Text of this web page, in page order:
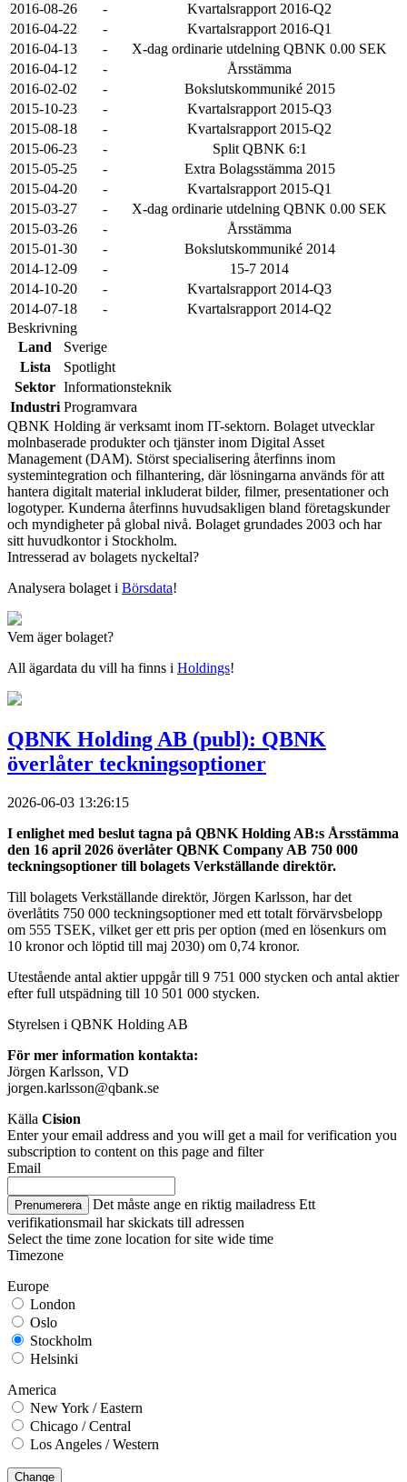
2016-08-26
-
Kvartalsrapport 2016-Q2
2016-04-22
-
Kvartalsrapport 2016-Q1
2016-04-13
-
X-dag ordinarie utdelning QBNK 0.00 SEK
2016-04-12
-
Årsstämma
2016-02-02
-
Bokslutskommuniké 2015
2015-10-23
-
Kvartalsrapport 2015-Q3
2015-08-18
-
Kvartalsrapport 2015-Q2
2015-06-23
-
Split QBNK 6:1
2015-05-25
-
Extra Bolagsstämma 2015
2015-04-20
-
Kvartalsrapport 2015-Q1
2015-03-27
-
X-dag ordinarie utdelning QBNK 0.00 SEK
2015-03-26
-
Årsstämma
2015-01-30
-
Bokslutskommuniké 2014
2014-12-09
-
15-7 2014
2014-10-20
-
Kvartalsrapport 2014-Q3
2014-07-18
-
Kvartalsrapport 2014-Q2
Beskrivning
Land
Sverige
Lista
Spotlight
Sektor Informationsteknik
Industri Programvara
QBNK Holding är verksamt inom IT-sektorn. Bolaget utvecklar
molnbaserade produkter och tjänster inom Digital Asset
Management (DAM). Störst specialisering återfinns inom
systemintegration och filhantering, där lösningarna används för att
hantera digitalt material inkluderat bilder, filmer, presentationer och
logotyper. Kunderna återfinns huvudsakligen bland företagskunder
och myndigheter på global nivå. Bolaget grundades 2003 och har
sitt huvudkontor i Stockholm.
Intresserad av bolagets nyckeltal?
Analysera bolaget i Börsdata!
Vem äger bolaget?
All ägardata du vill ha finns i Holdings!
QBNK Holding AB (publ): QBNK
överlåter teckningsoptioner
2026-06-03 13:26:15
I enlighet med beslut tagna på QBNK Holding AB:s Årsstämma
den 16 april 2026 överlåter QBNK Company AB 750 000
teckningsoptioner till bolagets Verkställande direktör.
Till bolagets Verkställande direktör, Jörgen Karlsson, har det
överlåtits 750 000 teckningsoptioner med ett totalt förvärvsbelopp
om 555 TSEK, vilket ger ett pris per option (med en lösenkurs om
10 kronor och löptid till maj 2030) om 0,74 kronor.
Utestående antal aktier uppgår till 9 751 000 stycken och antal aktier
efter full utspädning till 10 501 000 stycken.
Styrelsen i QBNK Holding AB
För mer information kontakta:
Jörgen Karlsson, VD
jorgen.karlsson@qbank.se
Källa Cision
Enter your email address and you will get a mail for verification you
subscription to content on this page and filter
Email
Prenumerera Det måste ange en riktig mailadress Ett
verifikationsmail har skickats till adressen
Select the time zone location for site wide time
Timezone
Europe
London
Oslo
Stockholm
Helsinki
America
New York / Eastern
Chicago / Central
Los Angeles / Western
Change